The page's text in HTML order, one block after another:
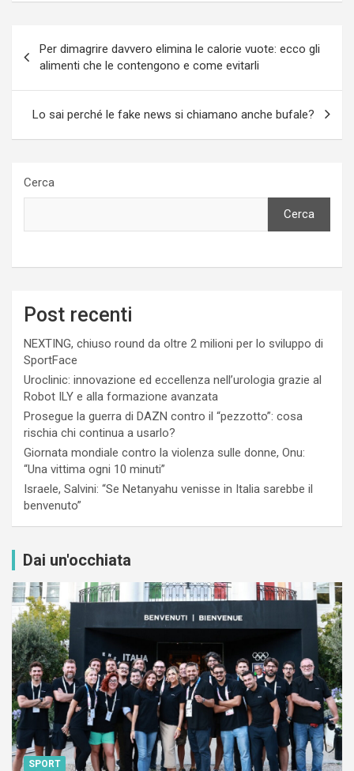
articoli
Per dimagrire davvero elimina le calorie vuote: ecco gli
alimenti che le contengono e come evitarli
Lo sai perché le fake news si chiamano anche bufale?
Cerca
Cerca
Post recenti
NEXTING, chiuso round da oltre 2 milioni per lo sviluppo di
SportFace
Uroclinic: innovazione ed eccellenza nell’urologia grazie al
Robot ILY e alla formazione avanzata
Prosegue la guerra di DAZN contro il “pezzotto”: cosa
rischia chi continua a usarlo?
Giornata mondiale contro la violenza sulle donne, Onu:
“Una vittima ogni 10 minuti”
Israele, Salvini: “Se Netanyahu venisse in Italia sarebbe il
benvenuto”
Dai un'occhiata
SPORT